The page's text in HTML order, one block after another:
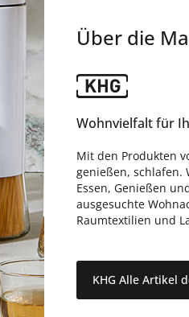
Über die
Wohnvielfalt für
Mit den Produkten
genießen, schlafen.
Essen, Genießen
ausgesuchte
Raumtextilien und
KHG Alle Artikel